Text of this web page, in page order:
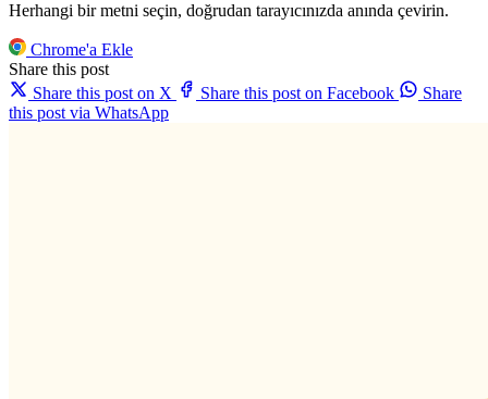
Herhangi bir metni seçin, doğrudan tarayıcınızda anında çevirin.
Chrome'a Ekle
Share this post
Share this post on X
Share this post on Facebook
Share
this post via WhatsApp